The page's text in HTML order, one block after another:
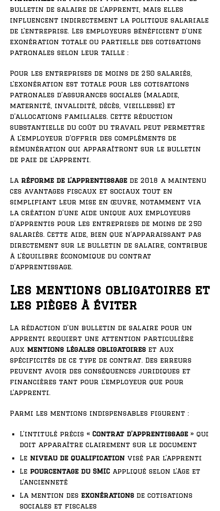
bulletin de salaire de l’apprenti, mais elles
influencent indirectement la politique salariale
de l’entreprise. Les employeurs bénéficient d’une
exonération totale ou partielle des cotisations
patronales selon leur taille :
Pour les entreprises de moins de 250 salariés,
l’exonération est totale pour les cotisations
patronales d’assurances sociales (maladie,
maternité, invalidité, décès, vieillesse) et
d’allocations familiales. Cette réduction
substantielle du coût du travail peut permettre
à l’employeur d’offrir des compléments de
rémunération qui apparaîtront sur le bulletin
de paie de l’apprenti.
La réforme de l’apprentissage de 2018 a maintenu
ces avantages fiscaux et sociaux tout en
simplifiant leur mise en œuvre, notamment via
la création d’une aide unique aux employeurs
d’apprentis pour les entreprises de moins de 250
salariés. Cette aide, bien que n’apparaissant pas
directement sur le bulletin de salaire, contribue
à l’équilibre économique du contrat
d’apprentissage.
Les mentions obligatoires et
les pièges à éviter
La rédaction d’un bulletin de salaire pour un
apprenti requiert une attention particulière
aux mentions légales obligatoires et aux
spécificités de ce type de contrat. Des erreurs
peuvent avoir des conséquences juridiques et
financières tant pour l’employeur que pour
l’apprenti.
Parmi les mentions indispensables figurent :
L’intitulé précis « Contrat d’apprentissage » qui
doit apparaître clairement sur le document
Le niveau de qualification visé par l’apprenti
Le pourcentage du SMIC appliqué selon l’âge et
l’ancienneté
La mention des exonérations de cotisations
sociales et fiscales